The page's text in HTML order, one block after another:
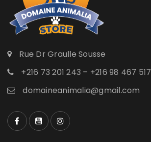
Rue Dr Graulle Sousse
+216 73 201 243 – +216 98 467 517
domaineanimalia@gmail.com